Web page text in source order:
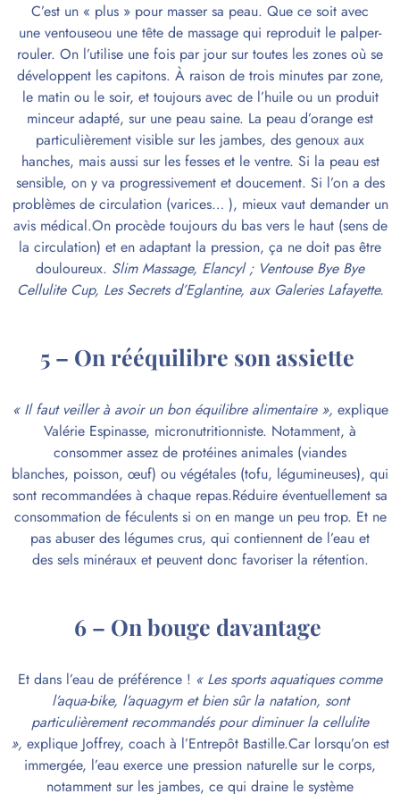
C’est un « plus » pour masser sa peau. Que ce soit avec
une ventouseou une tête de massage qui reproduit le palper-
rouler. On l’utilise une fois par jour sur toutes les zones où se
développent les capitons. À raison de trois minutes par zone,
le matin ou le soir, et toujours avec de l’huile ou un produit
minceur adapté, sur une peau saine. La peau d’orange est
particulièrement visible sur les jambes, des genoux aux
hanches, mais aussi sur les fesses et le ventre. Si la peau est
sensible, on y va progressivement et doucement. Si l’on a des
problèmes de circulation (varices… ), mieux vaut demander un
avis médical.On procède toujours du bas vers le haut (sens de
la circulation) et en adaptant la pression, ça ne doit pas être
douloureux. Slim Massage, Elancyl ; Ventouse Bye Bye
Cellulite Cup, Les Secrets d’Eglantine, aux Galeries Lafayette.
5 – On rééquilibre son assiette
« Il faut veiller à avoir un bon équilibre alimentaire », explique
Valérie Espinasse, micronutritionniste. Notamment, à
consommer assez de protéines animales (viandes
blanches, poisson, œuf) ou végétales (tofu, légumineuses), qui
sont recommandées à chaque repas.Réduire éventuellement sa
consommation de féculents si on en mange un peu trop. Et ne
pas abuser des légumes crus, qui contiennent de l’eau et
des sels minérauxet peuvent donc favoriser la rétention.
6 – On bouge davantage
Et dans l’eau de préférence ! « Lessports aquatiquescomme
l’aqua-bike, l’aquagym et bien sûr la natation, sont
particulièrement recommandés pour diminuer la cellulite
», explique Joffrey, coach à l’Entrepôt Bastille.Car lorsqu’on est
immergée, l’eau exerce une pression naturelle sur le corps,
notamment sur les jambes, ce qui draine le système